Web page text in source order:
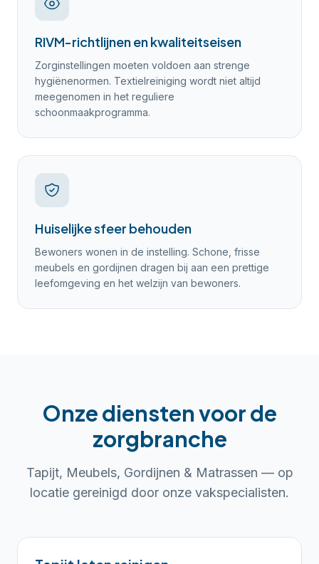
RIVM-richtlijnen en kwaliteitseisen
Zorginstellingen moeten voldoen aan strenge
hygiënenormen. Textielreiniging wordt niet altijd
meegenomen in het reguliere
schoonmaakprogramma.
Huiselijke sfeer behouden
Bewoners wonen in de instelling. Schone, frisse
meubels en gordijnen dragen bij aan een prettige
leefomgeving en het welzijn van bewoners.
Onze diensten voor de
zorgbranche
Tapijt, Meubels, Gordijnen & Matrassen — op
locatie gereinigd door onze vakspecialisten.